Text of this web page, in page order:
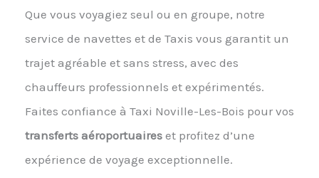
Que vous voyagiez seul ou en groupe, notre
service de navettes et de Taxis vous garantit un
trajet agréable et sans stress, avec des
chauffeurs professionnels et expérimentés.
Faites confiance à Taxi Noville-Les-Bois pour vos
transferts aéroportuaireset profitez d’une
expérience de voyage exceptionnelle.